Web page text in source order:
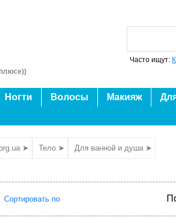
Часто ищут:
Ногти Волосы Макияж
➤ Тело ➤ Для ванной и душа ➤
Сортировать по